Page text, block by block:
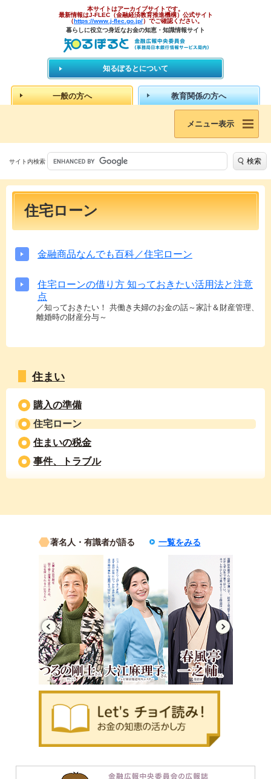
本サイトはアーカイブサイトです。
最新情報はJ-FLEC（金融経済教育推進機構）公式サイト
（https://www.j-flec.go.jp/）でご確認ください。
暮らしに役立つ身近なお金の知恵・知識情報サイト
知るぽるとについて
一般の方へ 教育関係の方へ
メニュー表示
サイト内検索 検索
住宅ローン
金融商品なんでも百科／住宅ローン
住宅ローンの借り方 知っておきたい活用法と注意
点
／知っておきたい！ 共働き夫婦のお金の話～家計＆財産管理、
離婚時の財産分与～
住まい
購入の準備
住宅ローン
住まいの税金
事件、トラブル
著名人・有識者が語る 一覧をみる